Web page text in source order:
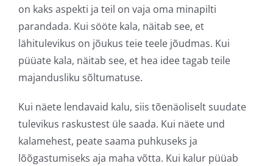
on kaks aspekti ja teil on vaja oma minapilti
parandada. Kui sööte kala, näitab see, et
lähitulevikus on jõukus teie teele jõudmas. Kui
püüate kala, näitab see, et hea idee tagab teile
majandusliku sõltumatuse.
Kui näete lendavaid kalu, siis tõenäoliselt suudate
tulevikus raskustest üle saada. Kui näete und
kalamehest, peate saama puhkuseks ja
lõõgastumiseks aja maha võtta. Kui kalur püüab